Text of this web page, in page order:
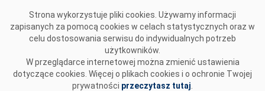
Strona wykorzystuje pliki cookies. Używamy informacji
zapisanych za pomocą cookies w celach statystycznych oraz w
celu dostosowania serwisu do indywidualnych potrzeb
użytkowników.
W przeglądarce internetowej można zmienić ustawienia
dotyczące cookies. Więcej o plikach cookies i o ochronie Twojej
prywatności przeczytasz tutaj